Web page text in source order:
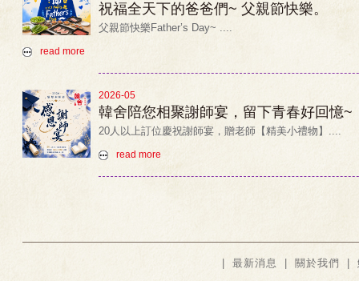
祝福全天下的爸爸們~ 父親節快樂。
父親節快樂Father’s Day~ ....
read more
2026-05
韓舍陪您相聚謝師宴，留下青春好回憶~
20人以上訂位慶祝謝師宴，贈老師【精美小禮物】....
read more
最新消息 關於我們